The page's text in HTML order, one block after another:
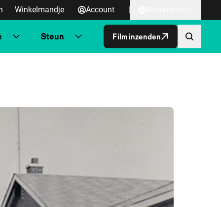
Winkelmandje Account |
Steun Film inzenden